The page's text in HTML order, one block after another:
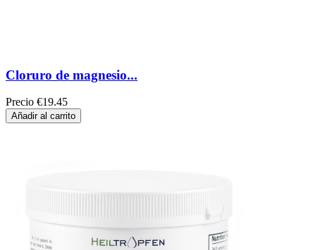
Cloruro de magnesio...
Precio €19.45
Añadir al carrito